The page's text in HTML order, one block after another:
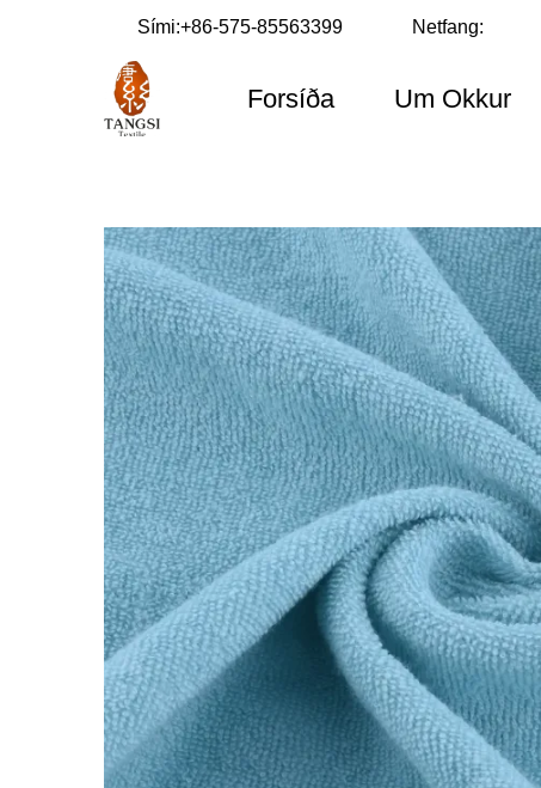
Sími:+86-575-85563399 Netfang:
Forsíða Um Okkur